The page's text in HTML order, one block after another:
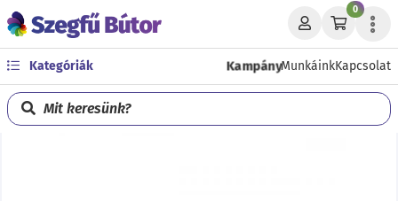
0
Kategóriák KampányMunkáinkKapcsolat
Mit keresünk?